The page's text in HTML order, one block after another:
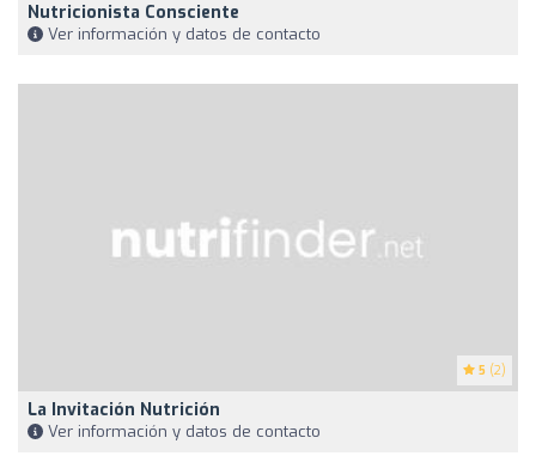
Nutricionista Consciente
Ver información y datos de contacto
5 (2)
La Invitación Nutrición
Ver información y datos de contacto